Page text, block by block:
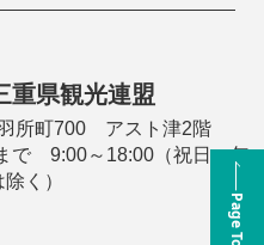
Page Top
重県観光連盟
所町700 アスト津2階
で 9:00～18:00（祝日・年
く）